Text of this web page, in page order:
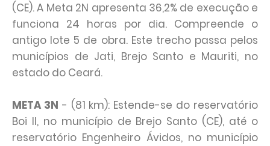
(CE). A Meta 2N apresenta 36,2% de execução e
funciona 24 horas por dia. Compreende o
antigo lote 5 de obra. Este trecho passa pelos
municípios de Jati, Brejo Santo e Mauriti, no
estado do Ceará.
META 3N - (81 km): Estende-se do reservatório
Boi II, no município de Brejo Santo (CE), até o
reservatório Engenheiro Ávidos, no município